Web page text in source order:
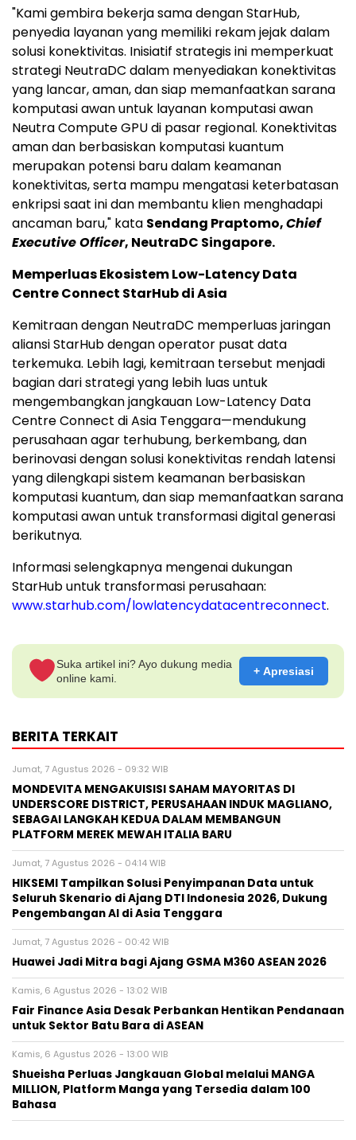
"Kami gembira bekerja sama dengan StarHub,
penyedia layanan yang memiliki rekam jejak dalam
solusi konektivitas. Inisiatif strategis ini memperkuat
strategi NeutraDC dalam menyediakan konektivitas
yang lancar, aman, dan siap memanfaatkan sarana
komputasi awan untuk layanan komputasi awan
Neutra Compute GPU di pasar regional. Konektivitas
aman dan berbasiskan komputasi kuantum
merupakan potensi baru dalam keamanan
konektivitas, serta mampu mengatasi keterbatasan
enkripsi saat ini dan membantu klien menghadapi
ancaman baru," kata Sendang Praptomo,Chief
Executive Officer, NeutraDC Singapore.
Memperluas Ekosistem Low-Latency Data
Centre Connect StarHub di Asia
Kemitraan dengan NeutraDC memperluas jaringan
aliansi StarHub dengan operator pusat data
terkemuka. Lebih lagi, kemitraan tersebut menjadi
bagian dari strategi yang lebih luas untuk
mengembangkan jangkauan Low-Latency Data
Centre Connect di Asia Tenggara—mendukung
perusahaan agar terhubung, berkembang, dan
berinovasi dengan solusi konektivitas rendah latensi
yang dilengkapi sistem keamanan berbasiskan
komputasi kuantum, dan siap memanfaatkan sarana
komputasi awan untuk transformasi digital generasi
berikutnya.
Informasi selengkapnya mengenai dukungan
StarHub untuk transformasi perusahaan:
www.starhub.com/lowlatencydatacentreconnect.
Suka artikel ini? Ayo dukung media
online kami.
+ Apresiasi
BERITA TERKAIT
Jumat, 7 Agustus 2026 - 09:32 WIB
MONDEVITA MENGAKUISISI SAHAM MAYORITAS DI
UNDERSCORE DISTRICT, PERUSAHAAN INDUK MAGLIANO,
SEBAGAI LANGKAH KEDUA DALAM MEMBANGUN
PLATFORM MEREK MEWAH ITALIA BARU
Jumat, 7 Agustus 2026 - 04:14 WIB
HIKSEMI Tampilkan Solusi Penyimpanan Data untuk
Seluruh Skenario di Ajang DTI Indonesia 2026, Dukung
Pengembangan AI di Asia Tenggara
Jumat, 7 Agustus 2026 - 00:42 WIB
Huawei Jadi Mitra bagi Ajang GSMA M360 ASEAN 2026
Kamis, 6 Agustus 2026 - 13:02 WIB
Fair Finance Asia Desak Perbankan Hentikan Pendanaan
untuk Sektor Batu Bara di ASEAN
Kamis, 6 Agustus 2026 - 13:00 WIB
Shueisha Perluas Jangkauan Global melalui MANGA
MILLION, Platform Manga yang Tersedia dalam 100
Bahasa